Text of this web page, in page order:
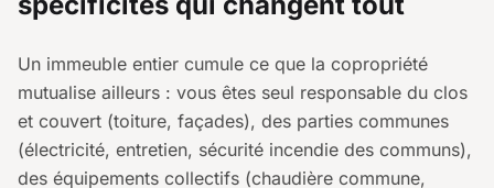
Un immeuble entier cumule ce que la copropriété
mutualise ailleurs : vous êtes seul responsable du clos
et couvert (toiture, façades), des parties communes
(électricité, entretien, sécurité incendie des communs),
des équipements collectifs (chaudière commune,